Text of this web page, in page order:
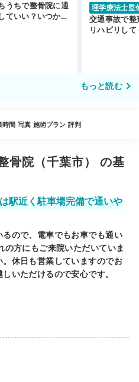
うちで整骨院に通
ていい？いつから
理学療法士監
交通事故で整
リハビリして
もっと読む
時間 写真 施術プラン 評判
骨院（千葉市） の基
駅近く駐車場完備で通いや
ので、電車でもお車でも通い
の方にもご来院いただいていま
休日も営業していますのでお
いただけるので安心です。